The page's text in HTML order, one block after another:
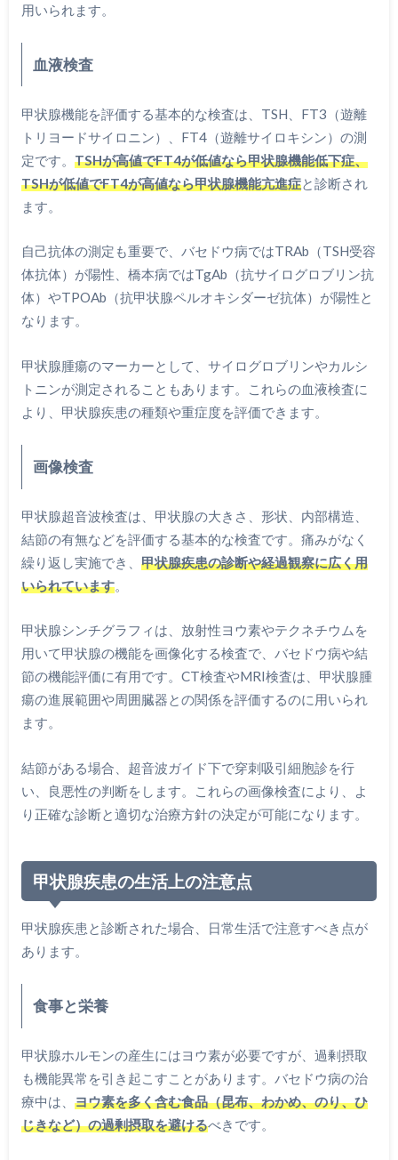
用いられます。
血液検査
甲状腺機能を評価する基本的な検査は、TSH、FT3（遊離
トリヨードサイロニン）、FT4（遊離サイロキシン）の測
定です。 TSHが高値でFT4が低値なら甲状腺機能低下症、
TSHが低値でFT4が高値なら甲状腺機能亢進症と診断され
ます。
自己抗体の測定も重要で、バセドウ病ではTRAb（TSH受容
体抗体）が陽性、橋本病ではTgAb（抗サイログロブリン抗
体）やTPOAb（抗甲状腺ペルオキシダーゼ抗体）が陽性と
なります。
甲状腺腫瘍のマーカーとして、サイログロブリンやカルシ
トニンが測定されることもあります。これらの血液検査に
より、甲状腺疾患の種類や重症度を評価できます。
画像検査
甲状腺超音波検査は、甲状腺の大きさ、形状、内部構造、
結節の有無などを評価する基本的な検査です。痛みがなく
繰り返し実施でき、 甲状腺疾患の診断や経過観察に広く用
いられています。
甲状腺シンチグラフィは、放射性ヨウ素やテクネチウムを
用いて甲状腺の機能を画像化する検査で、バセドウ病や結
節の機能評価に有用です。CT検査やMRI検査は、甲状腺腫
瘍の進展範囲や周囲臓器との関係を評価するのに用いられ
ます。
結節がある場合、超音波ガイド下で穿刺吸引細胞診を行
い、良悪性の判断をします。これらの画像検査により、よ
り正確な診断と適切な治療方針の決定が可能になります。
甲状腺疾患の生活上の注意点
甲状腺疾患と診断された場合、日常生活で注意すべき点が
あります。
食事と栄養
甲状腺ホルモンの産生にはヨウ素が必要ですが、過剰摂取
も機能異常を引き起こすことがあります。バセドウ病の治
療中は、 ヨウ素を多く含む食品（昆布、わかめ、のり、ひ
じきなど）の過剰摂取を避けるべきです。